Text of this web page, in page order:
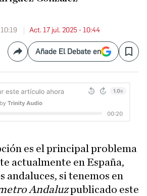
Act. 17 jul. 2025 - 10:44
CompartirAñade El Debate en Save
es el principal problema
actualmente en España,
andaluces, si tenemos en
Andaluzpublicado este